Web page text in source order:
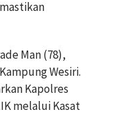
Man (78),
Wesiri.
Kapolres
melalui Kasat